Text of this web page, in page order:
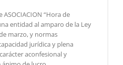
“Hora de
entidad al amparo de la Ley
marzo, y normas
jurídica y plena
aconfesional y